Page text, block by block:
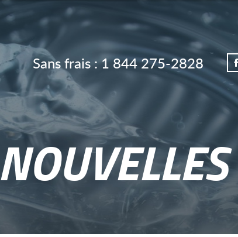
Sans frais :1 844 275-2828
NOUVELLES